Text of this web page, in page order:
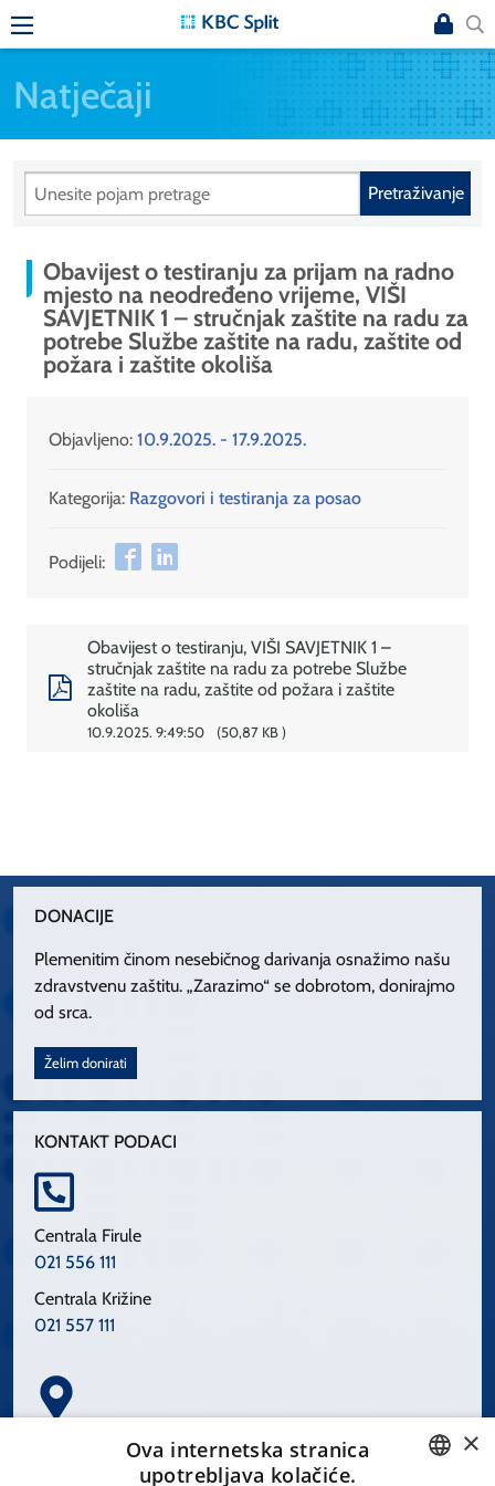
Natječaji
Pretraživanje
Obavijest o testiranju za prijam na radno
mjesto na neodređeno vrijeme, VIŠI
SAVJETNIK 1 – stručnjak zaštite na radu za
potrebe Službe zaštite na radu, zaštite od
požara i zaštite okoliša
Objavljeno: 10.9.2025. - 17.9.2025.
Kategorija: Razgovori i testiranja za posao
Podijeli:
Obavijest o testiranju, VIŠI SAVJETNIK 1 –
stručnjak zaštite na radu za potrebe Službe
zaštite na radu, zaštite od požara i zaštite
okoliša
10.9.2025. 9:49:50 50,87 KB
DONACIJE
Plemenitim činom nesebičnog darivanja osnažimo našu
zdravstvenu zaštitu. „Zarazimo“ se dobrotom, donirajmo
od srca.
Želim donirati
KONTAKT PODACI
Centrala Firule
021 556 111
Centrala Križine
021 557 111
Spinčićeva 1, 21000 Split
×
Ova internetska stranica
upotrebljava kolačiće.